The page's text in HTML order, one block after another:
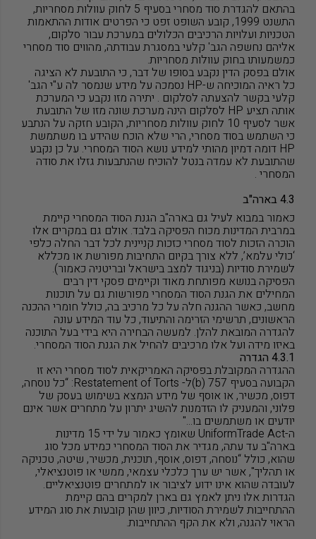
בהתאם להגדרת סוד מסחרי בסעיף 5 לחוק עוולות מסחריות,
התשנט 1999, קובע השופט זפט כי הפרטים אודות ההתאמות
הטכניות ועלויות הרכיבים הכלולים במערכת עבור סלקום,
אליהם נחשפה הגב' קלעי במסגרת עבודתה, מהווים סוד מסחרי
כמשמעותו בחוק עוולות מסחריות.
אולם בפסק הדין נקבע בסופו של דבר, כי התובעת לא הציגה
כל ראיה המוכיחה ש-HP נסמכה על מידע שנמסר לה ע"י הגב'
קלעי בקשר להצעתה לסלקום . יתירה מזו נקבע כי המערכת
אותה תציע HP לסלקום הינה מערכת שונה מזו של התובעת
אשר לסעיף 10 לחוק עוולות מסחריות, הקובע חזקה על הנתבע
כי השתמש בסוד מסחרי, הרי שלא הוכח שהידע בו משתמשת
HP דומה דמיון מהותי למידע נושא הסוד המסחרי. על כן נקבע
שהתובעת לא עמדה בנטל להוכיח שהנתבעות גזלו את סודה
המסחרי .
4.3 בארה"ב
כאמור במבוא לעיל גם בארה"ב הגנת הסוד המסחרי קיימת
במרבית המדינות מכוח הפסיקה בלבד. אולם גם במקרים אלו
הוכרה הזכות לסוד מסחרי כזכות קניינית לכל דבר החלה כלפי
‘כולי עלמא’, ללא צורך בקיום התחיבות מפורשת או מכללא
לשמירת סודיות (בניגוד למצב בישראל ובריטניה כאמור).
הפסיקה בנושא מפותחת מאוד וקיימים פסקי דין רבים
המחילים את הגנת הסוד המסחרי מפורשות גם על תוכנות
מחשב, כאשר ההגנה חלה על כל מרכיב בה, כולל חומרי ההכנה
הראשונים, תרשימי הזרימה והתיעוד, כל עוד המידע עונה
להגדרה המובאת להלן. למעשה הבחירה היא בידי בעל התוכנה
באיזו מידה ועל אלו מרכיבים להחיל את הגנת הסוד המסחרי.
4.3.1 הגדרה
ההגדרה המקובלת בפסיקה האמריקאית לסוד מסחרי היא זו
הקבועה בסעיף 757 ( b)ל- Restatement of Torts: “כל נוסחה,
דפוס, מכשיר, או אוסף של מידע הנמצא בשימוש בעסק של
פלוני, והמעניק לו הזדמנות להשיג יתרון על מתחרים אשר אינם
יודעים או משתמשים בו..
."
ה-Trade Act
Uniform שאומץ כאמור על ידי 15 מדינות
בארה"ב עד עתה, מגדיר את הסוד המסחרי כמידע מכל סוג
שהוא, כולל “נוסחה, דפוס, אוסף, תוכנית, מכשיר, שיטה, טכניקה
או תהליך", אשר יש ערך כלכלי עצמאי, ממשי או פוטנציאלי,
לעובדה שהוא אינו ידוע לציבור או למתחרים פוטנציאליים.
הגדרות אלו ניתן לאמץ גם בארן למקרים בהם קיימת
ההתחייבות לשמירת הסודיות, כיוון שהן קובעות את סוג המידע
הראוי להגנה, ולא את הקף ההתחייבות.